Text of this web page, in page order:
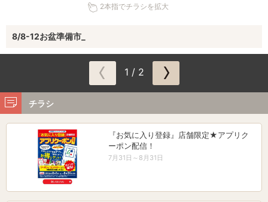
2本指でチラシを拡大
8/8-12お盆準備市_
1 / 2
チラシ
『お気に入り登録』店舗限定★アプリク
ーポン配信！
7月31日～8月31日